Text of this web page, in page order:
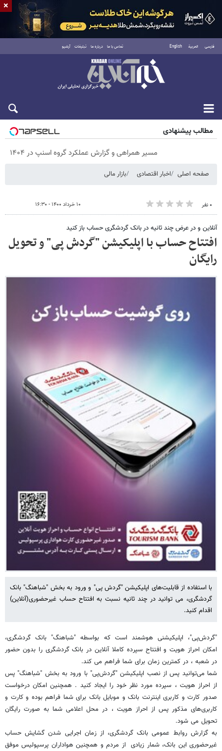
فارسی العربية English تماس با ما درباره ما تبلیغات آرشیو
پنجشنبه ۱۵ مرداد ۱۴۰۵
مطالب پیشنهادی
مسیر همراهی و گزارش عملکرد گروه اسنپ در ۱۴۰۴
صفحه اصلی اخبار اقتصادی بازار مالی
۰ نفر ۱۰ خرداد ۱۴۰۰ - ۱۶:۳۰
آنلاین و در عرض چند ثانیه در بانک گردشگری حساب باز کنید
افتتاح حساب با اپلیکیشن "گردش پی" و تحویل
رایگان
با استفاده از قابلیت‌های اپلیکیشن "گردش پی" و ورود به بخش "شباهنگ" بانک
گردشگری، می توانید در چند ثانیه نسبت به افتتاح حساب غیرحضوری(آنلاین)
اقدام کنید.
"گردش‌پی"، اپلیکیشنی هوشمند است که بواسطه "شباهنگ" بانک گردشگری،
امکان احراز هویت و افتتاح سپرده کاملا آنلاین در بانک گردشگری را بدون حضور
در شعبه ، در کمترین زمان برای شما فراهم می کند.
شما می‌توانید پس از نصب اپلیکیشن "گردش‌پی" با ورود به بخش "شباهنگ" پس
از احراز هویت ، سپرده مورد نظر خود را ایجاد کنید . همچنین امکان درخواست
صدور کارت و کاربری اینترنت بانک و موبایل بانک برای شما فراهم بوده و کارت و
کاربری‌های مذکور پس از احراز هویت ، در محل اعلامی شما به صورت رایگان
تحویل می شود.
به گزارش روابط عمومی بانک گردشگری، از زمان اجرایی شدن گشایش حساب
غیرحضوری این بانک، شمار زیادی از مردم و همچنین هواداران پرسپولیس موفق
×